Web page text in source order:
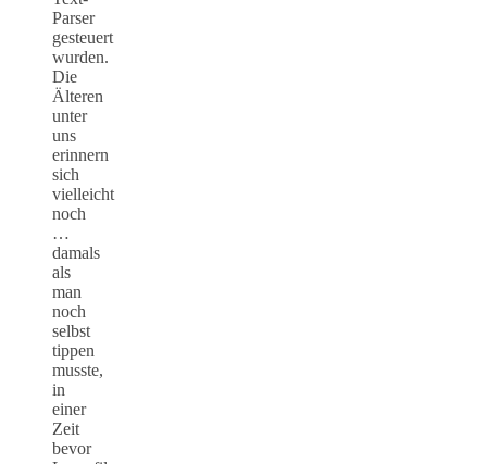
Parser
gesteuert
wurden.
Die
Älteren
unter
uns
erinnern
sich
vielleicht
noch
…
damals
als
man
noch
selbst
tippen
musste,
in
einer
Zeit
bevor